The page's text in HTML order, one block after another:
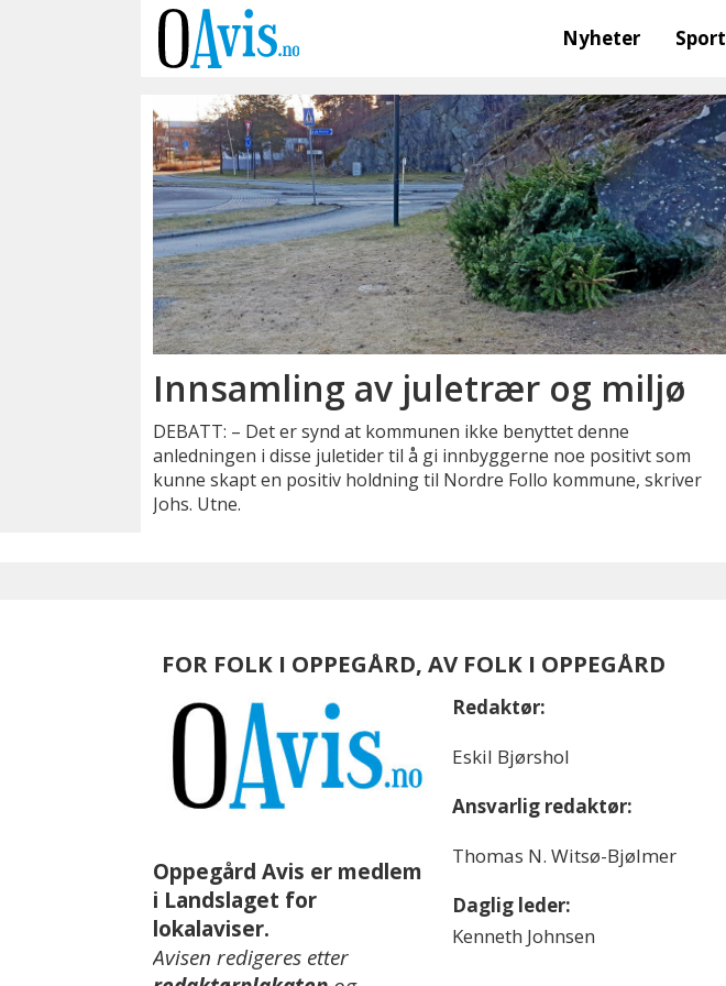
Nyheter Sport
Innsamling av juletrær og miljø
DEBATT: – Det er synd at kommunen ikke benyttet denne
anledningen i disse juletider til å gi innbyggerne noe positivt som
kunne skapt en positiv holdning til Nordre Follo kommune, skriver
Johs. Utne.
FOR FOLK I OPPEGÅRD, AV FOLK I OPPEGÅRD
Oppegård Avis er medlem
i Landslaget for
lokalaviser.
Avisen redigeres etter
Redaktør:
Eskil Bjørshol
Ansvarlig redaktør:
Thomas N. Witsø-Bjølmer
Daglig leder:
Kenneth Johnsen